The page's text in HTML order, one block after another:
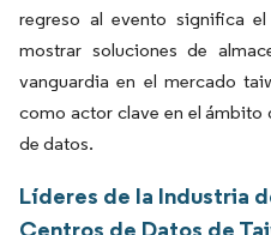
regreso al evento significa
mostrar soluciones de
vanguardia en el mercado
como actor clave en el ámbito
de datos.
Líderes de la Industria
Centros de Datos de